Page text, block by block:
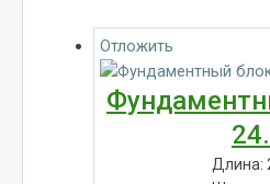
Отложить
Длина: